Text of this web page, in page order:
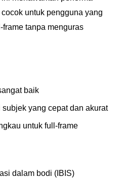
untuk pengguna yang
tanpa menguras
baik
yang cepat dan akurat
untuk full-frame
dalam bodi (IBIS)